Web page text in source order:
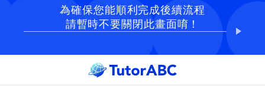
為確保您能順利完成後續流程
請暫時不要關閉此畫面唷！